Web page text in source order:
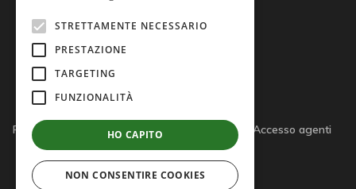
Privacy policy Cookie policy Note legali
Accesso agenti
STRETTAMENTE NECESSARIO
PRESTAZIONE
TARGETING
FUNZIONALITÀ
HO CAPITO
NON CONSENTIRE COOKIES